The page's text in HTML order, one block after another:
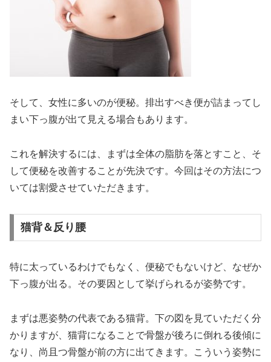
そして、女性に多いのが便秘。排出すべき便が詰まってし
まい下っ腹が出て見える場合もあります。
これを解決するには、まずは全体の脂肪を落とすこと、そ
して便秘を改善することが先決です。今回はその方法につ
いては割愛させていただきます。
猫背＆反り腰
特に太っているわけでもなく、便秘でもないけど、なぜか
下っ腹が出る。その要因として挙げられるが姿勢です。
まずは悪姿勢の代表である猫背。下の図を見ていただく分
かりますが、猫背になることで骨盤が後ろに倒れる後傾に
なり、尚且つ骨盤が前の方に出てきます。こういう姿勢に